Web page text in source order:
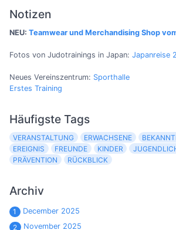
Notizen
NEU: Teamwear und Merchandising Shop
Fotos von Judotrainings in Japan: Japanreise
Neues Vereinszentrum: Sporthalle
Erstes Training
Häufigste Tags
VERANSTALTUNG ERWACHSENE
EREIGNIS
FREUNDE KINDER
PRÄVENTION
RÜCKBLICK
Archiv
1
December 2025
2
November 2025